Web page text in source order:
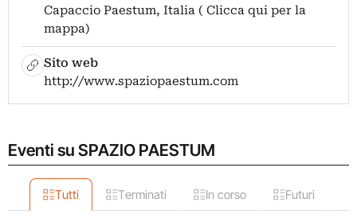
Capaccio Paestum, Italia ( Clicca qui per la
mappa)
Sito web
http://www.spaziopaestum.com
Eventi su SPAZIO PAESTUM
Tutti Terminati In corso Futuri